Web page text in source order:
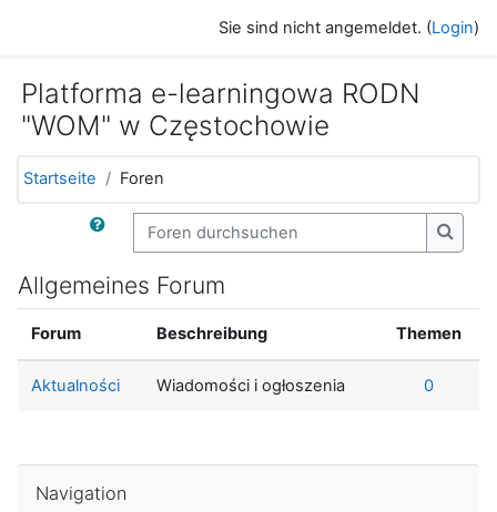
Sie sind nicht angemeldet. (Login)
Platforma e-learningowa RODN
"WOM" w Częstochowie
Startseite Foren
Foren durchsuchen
Foren
Allgemeines Forum
Forum Beschreibung Themen
Aktualności Wiadomości i ogłoszenia 0
Navigation